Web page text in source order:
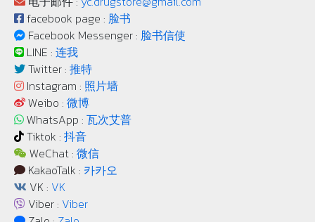
facebook page : 脸书
Facebook Messenger : 脸书信使
LINE : 连我
Twitter : 推特
Instagram : 照片墙
Weibo : 微博
WhatsApp : 瓦次艾普
Tiktok : 抖音
WeChat : 微信
KakaoTalk : 카카오
VK : VK
Viber : Viber